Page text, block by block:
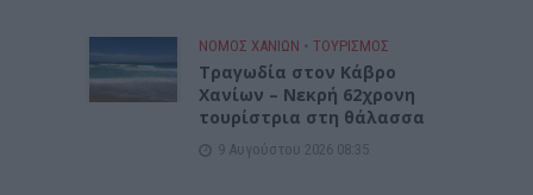
ΝΟΜΌΣ ΧΑΝΊΩΝ • ΤΟΥΡΙΣΜΟΣ
Τραγωδία στον Κάβρο
Χανίων – Νεκρή 62χρονη
τουρίστρια στη θάλασσα
9 Αυγούστου 2026 08:35